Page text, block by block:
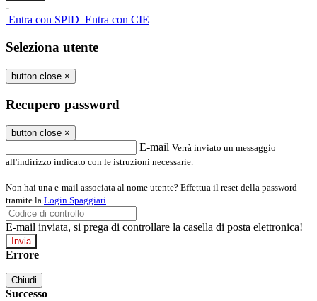
-
Entra con SPID Entra con CIE
Seleziona utente
button close ×
Recupero password
button close ×
E-mail Verrà inviato un messaggio
all'indirizzo indicato con le istruzioni necessarie.
Non hai una e-mail associata al nome utente? Effettua il reset della password
tramite la Login Spaggiari
E-mail inviata, si prega di controllare la casella di posta elettronica!
Errore
Chiudi
Successo